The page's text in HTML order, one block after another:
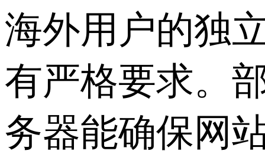
海外用户的独
有严格要求。
务器能确保网